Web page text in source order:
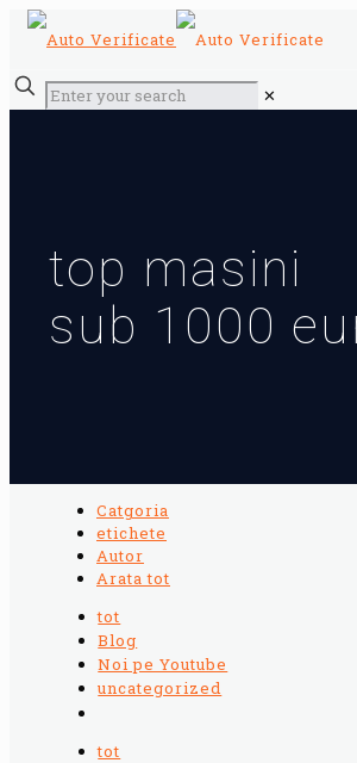
✕
top masini
sub 1000
Catgoria
etichete
Autor
Arata tot
tot
Blog
Noi pe Youtube
uncategorized
tot